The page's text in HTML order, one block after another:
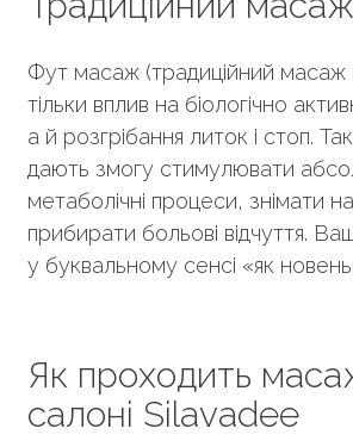
Фут масаж (традиційний масаж
тільки вплив на біологічно
а й розгрібання литок і стоп.
дають змогу стимулювати
метаболічні процеси, знімати
прибирати больові відчуття.
у буквальному сенсі «як
Як проходить
салоні Silavadee